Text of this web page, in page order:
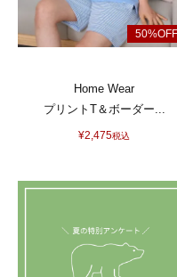
Home Wear
プリントT＆ボーダー...
¥2,475税込